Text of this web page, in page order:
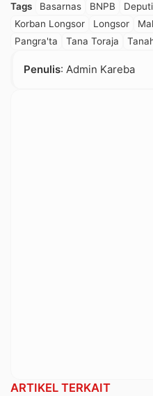
Tags Basarnas BNPB
Korban Longsor
Longsor
Pangra'ta
Tana Toraja
Penulis: Admin Kareba
ARTIKEL TERKAIT